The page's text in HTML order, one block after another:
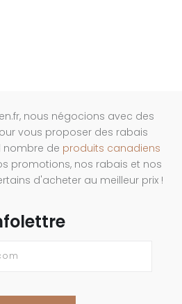
nous négocions avec des
vous proposer des rabais
nombre de produits canadiens
promotions, nos rabais et nos
d'acheter au meilleur prix !